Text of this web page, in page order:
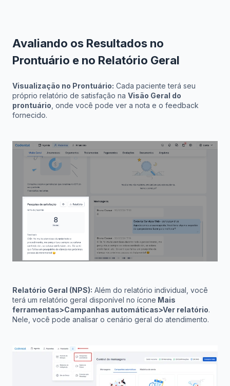
Avaliando os Resultados no
Prontuário e no Relatório Geral
Visualização no Prontuário: Cada paciente terá seu
próprio relatório de satisfação na Visão Geral do
prontuário , onde você pode ver a nota e o feedback
fornecido.
Relatório Geral (NPS): Além do relatório individual, você
terá um relatório geral disponível no ícone Mais
ferramentas>Campanhas automáticas>Ver relatório.
Nele, você pode analisar o cenário geral do atendimento.